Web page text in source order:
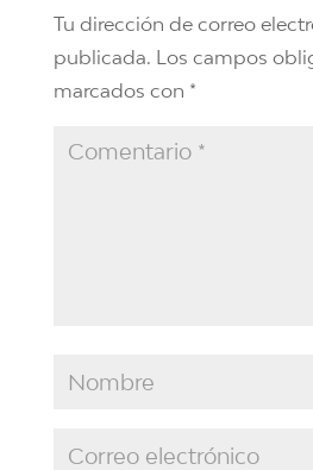
Tu dirección de correo
publicada. Los campos
marcados con *